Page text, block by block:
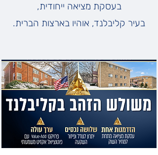
בעסקת מציאה ייחודית,
בעיר קליבלנד, אוהיו בארצות הברית.